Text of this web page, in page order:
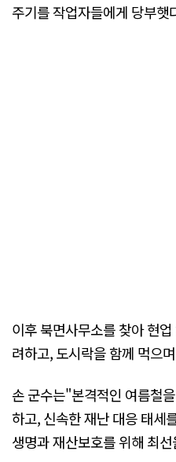
주기를 작업자들에게 당부햇
이후 북면사무소를 찾아 현
려하고, 도시락을 함께 먹으
손 군수는"본격적인 여름철
하고, 신속한 재난 대응 태세
생명과 재산보호를 위해 최